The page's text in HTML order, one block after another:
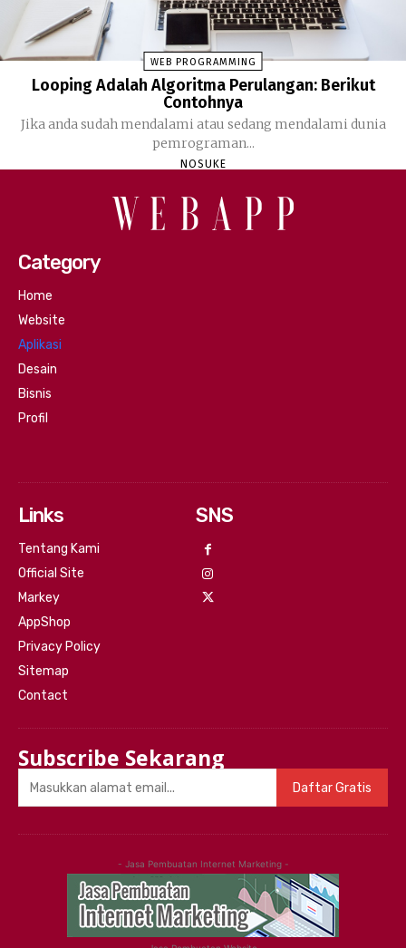
WEB PROGRAMMING
Looping Adalah Algoritma Perulangan: Berikut
Contohnya
Jika anda sudah mendalami atau sedang mendalami dunia
pemrograman...
NOSUKE
Category
Home
Website
Aplikasi
Desain
Bisnis
Profil
Links
Tentang Kami
Official Site
Markey
AppShop
Privacy Policy
Sitemap
Contact
SNS
Subscribe Sekarang
Daftar Gratis
- Jasa Pembuatan Internet Marketing -